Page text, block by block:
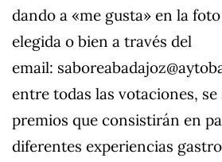
dando a «me gusta» en la
elegida o bien a través del
email: saboreabadajoz@
entre todas las votaciones, se
premios que consistirán en
diferentes experiencias